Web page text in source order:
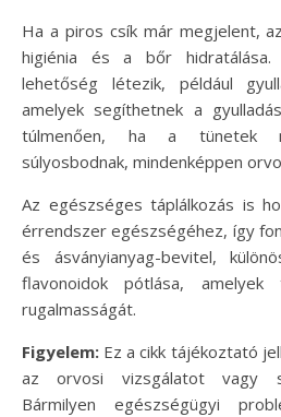
Ha a piros csík már megjelent,
higiénia és a bőr hidratálása.
lehetőség létezik, például
amelyek segíthetnek a
túlmenően, ha a tünetek
súlyosbodnak, mindenképpen
Az egészséges táplálkozás is
érrendszer egészségéhez, így
és ásványianyag-bevitel,
flavonoidok pótlása,
rugalmasságát.
Figyelem: Ez a cikk tájékoztató
az orvosi vizsgálatot vagy
Bármilyen egészségügyi